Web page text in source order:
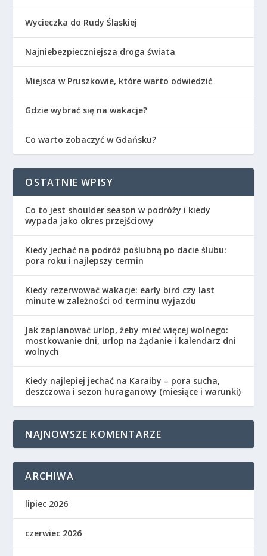
Wycieczka do Rudy Śląskiej
Najniebezpieczniejsza droga świata
Miejsca w Pruszkowie, które warto odwiedzić
Gdzie wybrać się na wakacje?
Co warto zobaczyć w Gdańsku?
OSTATNIE WPISY
Co to jest shoulder season w podróży i kiedy
wypada jako okres przejściowy
Kiedy jechać na podróż poślubną po dacie ślubu:
pora roku i najlepszy termin
Kiedy rezerwować wakacje: early bird czy last
minute w zależności od terminu wyjazdu
Jak zaplanować urlop, żeby mieć więcej wolnego:
mostkowanie dni, urlop na żądanie i kalendarz dni
wolnych
Kiedy najlepiej jechać na Karaiby – pora sucha,
deszczowa i sezon huraganowy (miesiące i warunki)
NAJNOWSZE KOMENTARZE
ARCHIWA
lipiec 2026
czerwiec 2026